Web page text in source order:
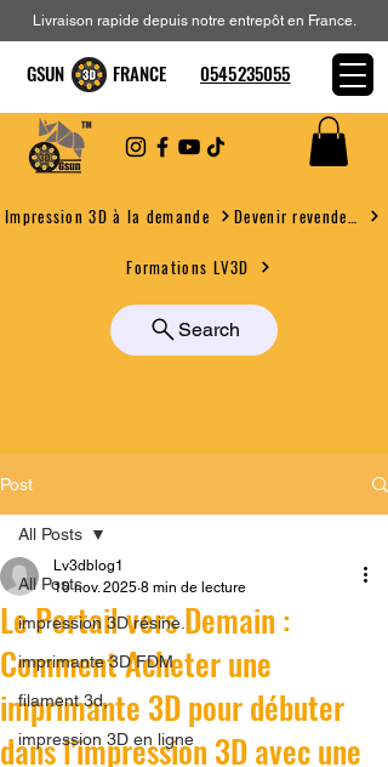
Impression 3D à la demande
Formations LV3D
Search
Livraison rapide depuis notre entrepôt en France.
GSUN FRANCE 0545235055
Post
All Posts
impression 3D résine.
imprimante 3D FDM
filament 3d,
impression 3D en ligne
All Posts
Le Portail vers Demain :
Comment Acheter une
imprimante 3D pour débuter
dans l'impression 3D avec une
Lv3dblog1
10 nov. 2025 8 min de lecture